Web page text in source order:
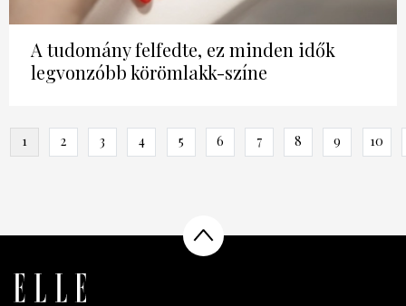
A tudomány felfedte, ez minden idők
legvonzóbb körömlakk-színe
1 2 3 4 5 6 7 8 9 10